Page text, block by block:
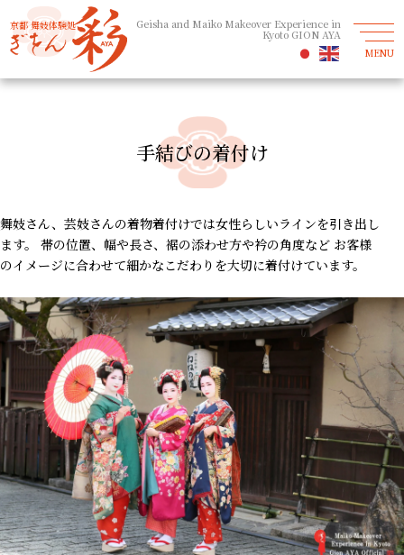
京都 舞妓体験処 Geisha and Maiko Makeover Experience in
Kyoto GION AYA
MENU
手結びの着付け
舞妓さん、芸妓さんの着物着付けでは女性らしいラインを引き出し
ます。
帯の位置、幅や長さ、裾の添わせ方や衿の角度など お客様
のイメージに合わせて細かなこだわりを大切に着付けています。